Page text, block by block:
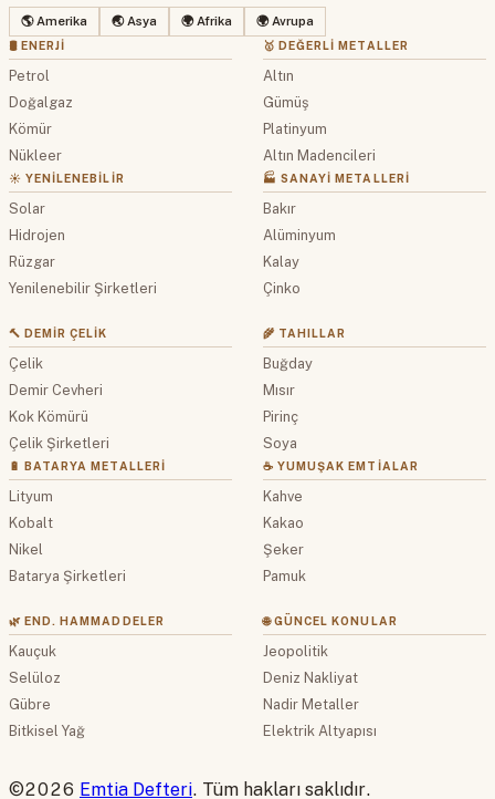
🌎 Amerika 🌏 Asya 🌍 Afrika 🌍 Avrupa
🛢 ENERJI
Petrol
Doğalgaz
Kömür
Nükleer
☀️ YENILENEBILIR
Solar
Hidrojen
Rüzgar
Yenilenebilir Şirketleri
🥇 DEĞERLI METALLER
Altın
Gümüş
Platinyum
Altın Madencileri
🏭 SANAYI METALLERI
Bakır
Alüminyum
Kalay
Çinko
🔨 DEMIR ÇELIK
Çelik
Demir Cevheri
Kok Kömürü
Çelik Şirketleri
🔋 BATARYA METALLERI
Lityum
Kobalt
Nikel
Batarya Şirketleri
🌾 TAHILLAR
Buğday
Mısır
Pirinç
Soya
☕ YUMUŞAK EMTIALAR
Kahve
Kakao
Şeker
Pamuk
🌿 END. HAMMADDELER
Kauçuk
Selüloz
Gübre
Bitkisel Yağ
🌐 GÜNCEL KONULAR
Jeopolitik
Deniz Nakliyat
Nadir Metaller
Elektrik Altyapısı
©2026 Emtia Defteri. Tüm hakları saklıdır.